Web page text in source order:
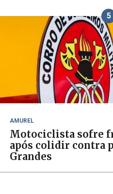
5
AMUREL
Motociclista sofre
após colidir contra
Grandes